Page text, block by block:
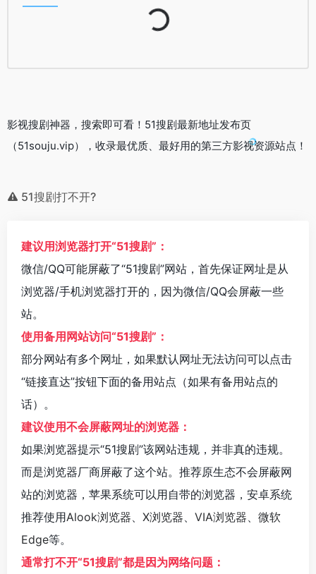
Loading...
影视搜剧神器，搜索即可看！51搜剧最新地址发布页
（51souju.vip），收录最优质、最好用的第三方影视资源站点！
51搜剧打不开?
建议用浏览器打开“51搜剧”：
微信/QQ可能屏蔽了“51搜剧”网站，首先保证网址是从
浏览器/手机浏览器打开的，因为微信/QQ会屏蔽一些
站。
使用备用网站访问“51搜剧”：
部分网站有多个网址，如果默认网址无法访问可以点击
“链接直达”按钮下面的备用站点（如果有备用站点的
话）。
建议使用不会屏蔽网址的浏览器：
如果浏览器提示“51搜剧”该网站违规，并非真的违规。
而是浏览器厂商屏蔽了这个站。推荐原生态不会屏蔽网
站的浏览器，苹果系统可以用自带的浏览器，安卓系统
推荐使用Alook浏览器、 X浏览器、 VIA浏览器、 微软
Edge等。
通常打不开“51搜剧”都是因为网络问题：